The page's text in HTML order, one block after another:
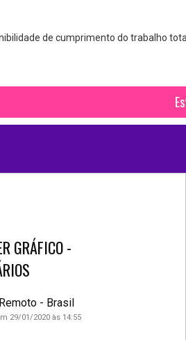
de cumprimento do trabalho
GRÁFICO -
- Brasil
29/01/2020 às 14:55